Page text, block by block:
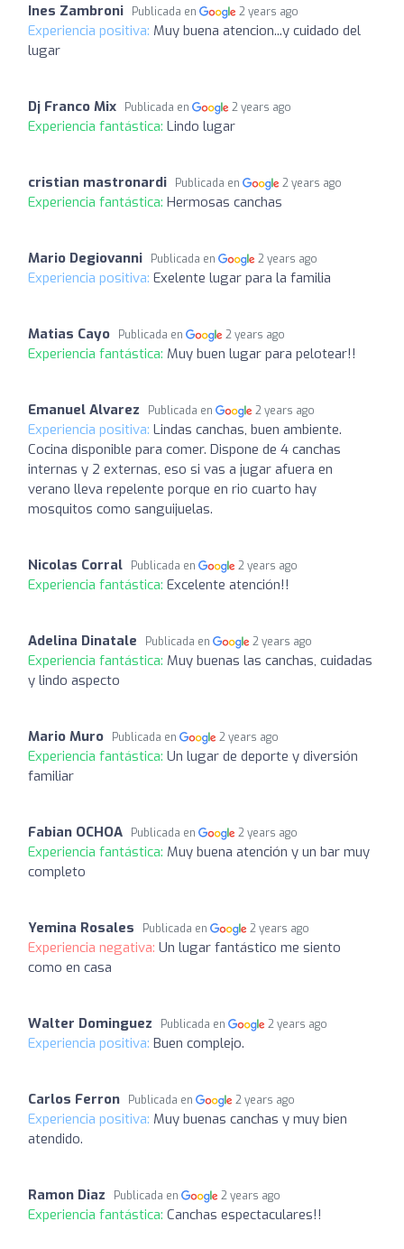
Ines Zambroni Publicada en 2 years ago
Experiencia positiva: Muy buena atencion...y cuidado del
lugar
Dj Franco Mix Publicada en 2 years ago
Experiencia fantástica: Lindo lugar
cristian mastronardi Publicada en 2 years ago
Experiencia fantástica: Hermosas canchas
Mario Degiovanni Publicada en 2 years ago
Experiencia positiva: Exelente lugar para la familia
Matias Cayo Publicada en 2 years ago
Experiencia fantástica: Muy buen lugar para pelotear!!
Emanuel Alvarez Publicada en 2 years ago
Experiencia positiva: Lindas canchas, buen ambiente.
Cocina disponible para comer. Dispone de 4 canchas
internas y 2 externas, eso si vas a jugar afuera en
verano lleva repelente porque en rio cuarto hay
mosquitos como sanguijuelas.
Nicolas Corral Publicada en 2 years ago
Experiencia fantástica: Excelente atención!!
Adelina Dinatale Publicada en 2 years ago
Experiencia fantástica: Muy buenas las canchas, cuidadas
y lindo aspecto
Mario Muro Publicada en 2 years ago
Experiencia fantástica: Un lugar de deporte y diversión
familiar
Fabian OCHOA Publicada en 2 years ago
Experiencia fantástica: Muy buena atención y un bar muy
completo
Yemina Rosales Publicada en 2 years ago
Experiencia negativa: Un lugar fantástico me siento
como en casa
Walter Dominguez Publicada en 2 years ago
Experiencia positiva: Buen complejo.
Carlos Ferron Publicada en 2 years ago
Experiencia positiva: Muy buenas canchas y muy bien
atendido.
Ramon Diaz Publicada en 2 years ago
Experiencia fantástica: Canchas espectaculares!!